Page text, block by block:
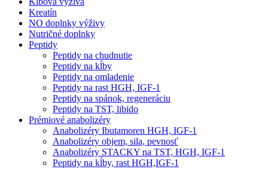
Kreatín
NO doplnky výživy
Nutričné doplnky
Peptidy
Peptidy na chudnutie
Peptidy na kĺby
Peptidy na omladenie
Peptidy na rast HGH, IGF-1
Peptidy na spánok, regeneráciu
Peptidy na TST, libido
Prémiové anabolizéry
Anabolizéry Ibutamoren HGH, IGF-1
Anabolizéry objem, sila, pevnosť
Anabolizéry STACKY na TST, HGH, IGF-1
Peptidy na kĺby, rast HGH,IGF-1